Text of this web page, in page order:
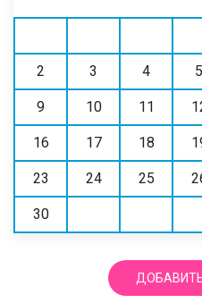
2 3 4 5
9 10 11
16 17 18
23 24 25
30